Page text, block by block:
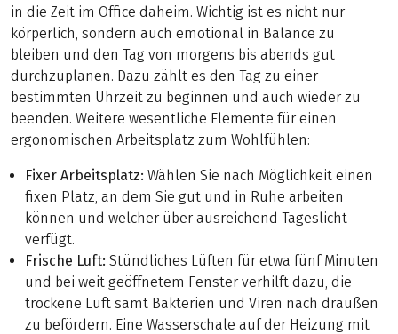
in die Zeit im Office daheim. Wichtig ist es nicht nur
körperlich, sondern auch emotional in Balance zu
bleiben und den Tag von morgens bis abends gut
durchzuplanen. Dazu zählt es den Tag zu einer
bestimmten Uhrzeit zu beginnen und auch wieder zu
beenden. Weitere wesentliche Elemente für einen
ergonomischen Arbeitsplatz zum Wohlfühlen:
Fixer Arbeitsplatz: Wählen Sie nach Möglichkeit einen
fixen Platz, an dem Sie gut und in Ruhe arbeiten
können und welcher über ausreichend Tageslicht
verfügt.
Frische Luft: Stündliches Lüften für etwa fünf Minuten
und bei weit geöffnetem Fenster verhilft dazu, die
trockene Luft samt Bakterien und Viren nach draußen
zu befördern. Eine Wasserschale auf der Heizung mit